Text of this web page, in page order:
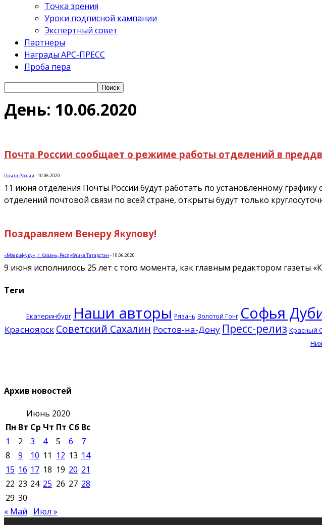
Точка зрения
Уроки подписной кампании
Экспертный совет
Партнеры
Награды АРС-ПРЕСС
Проба пера
День: 10.06.2020
Почта России сообщает о режиме работы отделений в
Почта России -10.06.2020
11 июня отделения Почты России будут работать по установленному
отделений почтовой связи по всей стране, открыты будут только
Поздравляем Венеру Якупову!
«Мәгариф-уку», г. Казань, Республика Татарстан -10.06.2020
9 июня исполнилось 25 лет с того момента, как главным редактором газеты
Теги
Екатеринбург Наши авторы Рязань Золотой Гонг Софья
Красноярск Советский Сахалин Ростов-на-Дону Пресс-релиз Красный
Архив новостей
Июнь 2020
Пн Вт Ср Чт Пт Сб Вс
1
2 3 4 5 6
7
8
9 10 11 12 13 14
15 16 17 18 19 20 21
22 23 24 25 26 27 28
29 30
« Май
Июл »